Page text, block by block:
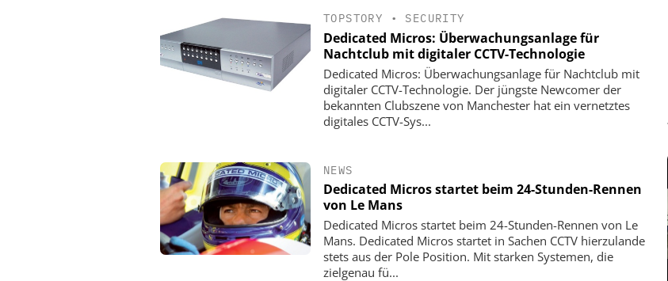
TOPSTORY • SECURITY
Dedicated Micros: Überwachungsanlage für
Nachtclub mit digitaler CCTV-Technologie
Dedicated Micros: Überwachungsanlage für Nachtclub mit
digitaler CCTV-Technologie. Der jüngste Newcomer der
bekannten Clubszene von Manchester hat ein vernetztes
digitales CCTV-Sys...
NEWS
Dedicated Micros startet beim 24-Stunden-Rennen
von Le Mans
Dedicated Micros startet beim 24-Stunden-Rennen von Le
Mans. Dedicated Micros startet in Sachen CCTV hierzulande
stets aus der Pole Position. Mit starken Systemen, die
zielgenau fü...
auf der Hannover Messe: Die letzten
20 Meter im Fokus
ist: Live Webinar am 19. Mai, 11 Uhr